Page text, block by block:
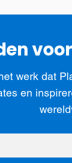
werk dat
en